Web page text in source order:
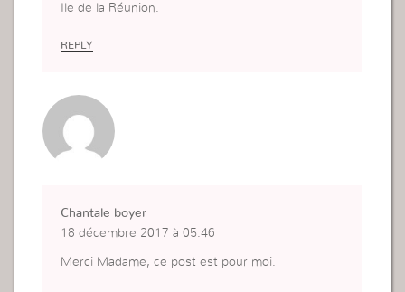
Ile de la Réunion.
REPLY
Chantale boyer
18 décembre 2017 à 05:46
Merci Madame, ce post est pour moi.